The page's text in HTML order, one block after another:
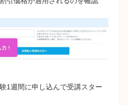
1週間に申し込んで受講スター